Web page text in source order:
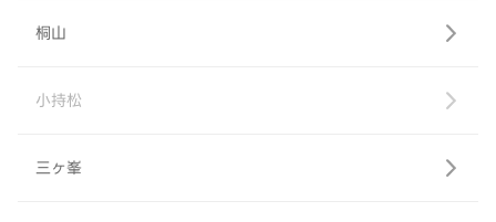
桐山
小持松
三ヶ峯